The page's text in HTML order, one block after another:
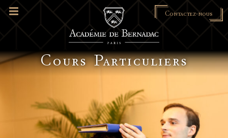
Contactez-nous
Cours Particuliers